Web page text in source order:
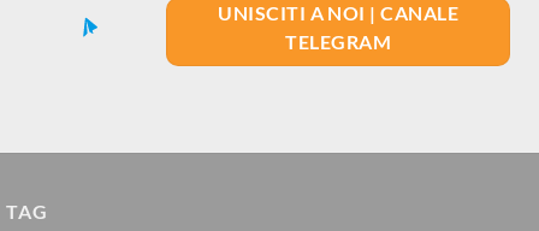
UNISCITI A NOI | CANALE
TELEGRAM
TAG